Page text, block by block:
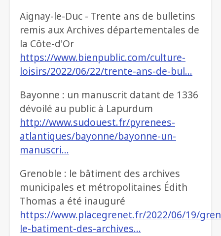
Aignay-le-Duc - Trente ans de bulletins
remis aux Archives départementales de
la Côte-d'Or
https://www.bienpublic.com/culture-
loisirs/2022/06/22/trente-ans-de-bul…
Bayonne : un manuscrit datant de 1336
dévoilé au public à Lapurdum
http://www.sudouest.fr/pyrenees-
atlantiques/bayonne/bayonne-un-
manuscri…
Grenoble : le bâtiment des archives
municipales et métropolitaines Édith
Thomas a été inauguré
https://www.placegrenet.fr/2022/06/19/
le-batiment-des-archives…